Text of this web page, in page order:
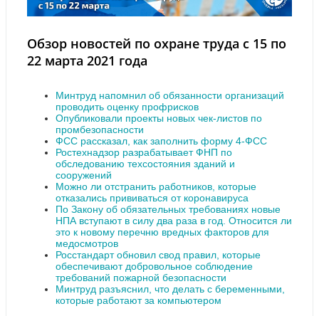
Обзор новостей по охране труда с 15 по
22 марта 2021 года
Минтруд напомнил об обязанности организаций
проводить оценку профрисков
Опубликовали проекты новых чек-листов по
промбезопасности
ФСС рассказал, как заполнить форму 4-ФСС
Ростехнадзор разрабатывает ФНП по
обследованию техсостояния зданий и
сооружений
Можно ли отстранить работников, которые
отказались прививаться от коронавируса
По Закону об обязательных требованиях новые
НПА вступают в силу два раза в год. Относится ли
это к новому перечню вредных факторов для
медосмотров
Росстандарт обновил свод правил, которые
обеспечивают добровольное соблюдение
требований пожарной безопасности
Минтруд разъяснил, что делать с беременными,
которые работают за компьютером